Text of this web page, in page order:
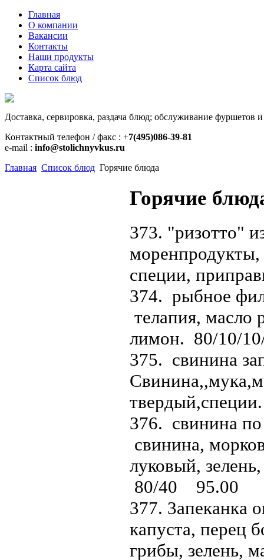
Главная
О компании
Вакансии
Контакты
Наши продукты
Карта сайта
Список блюд
Доставка, сервировка, раздача блюд; обслуживание фуршетов
Контактный телефон / факс : +7(495)086-39-81
e-mail : info@stolichnyvkus.ru
Главная Список блюд Горячие блюда
Горячие
373. "ризотто"
специи,
374. рыбное
телапия, масло
лимон. 80/10/
375. свинина
376. свинина
свинина,
луковый,
80/40 95.00
377. 3апеканка
капуста, перец
грибы, зелень,